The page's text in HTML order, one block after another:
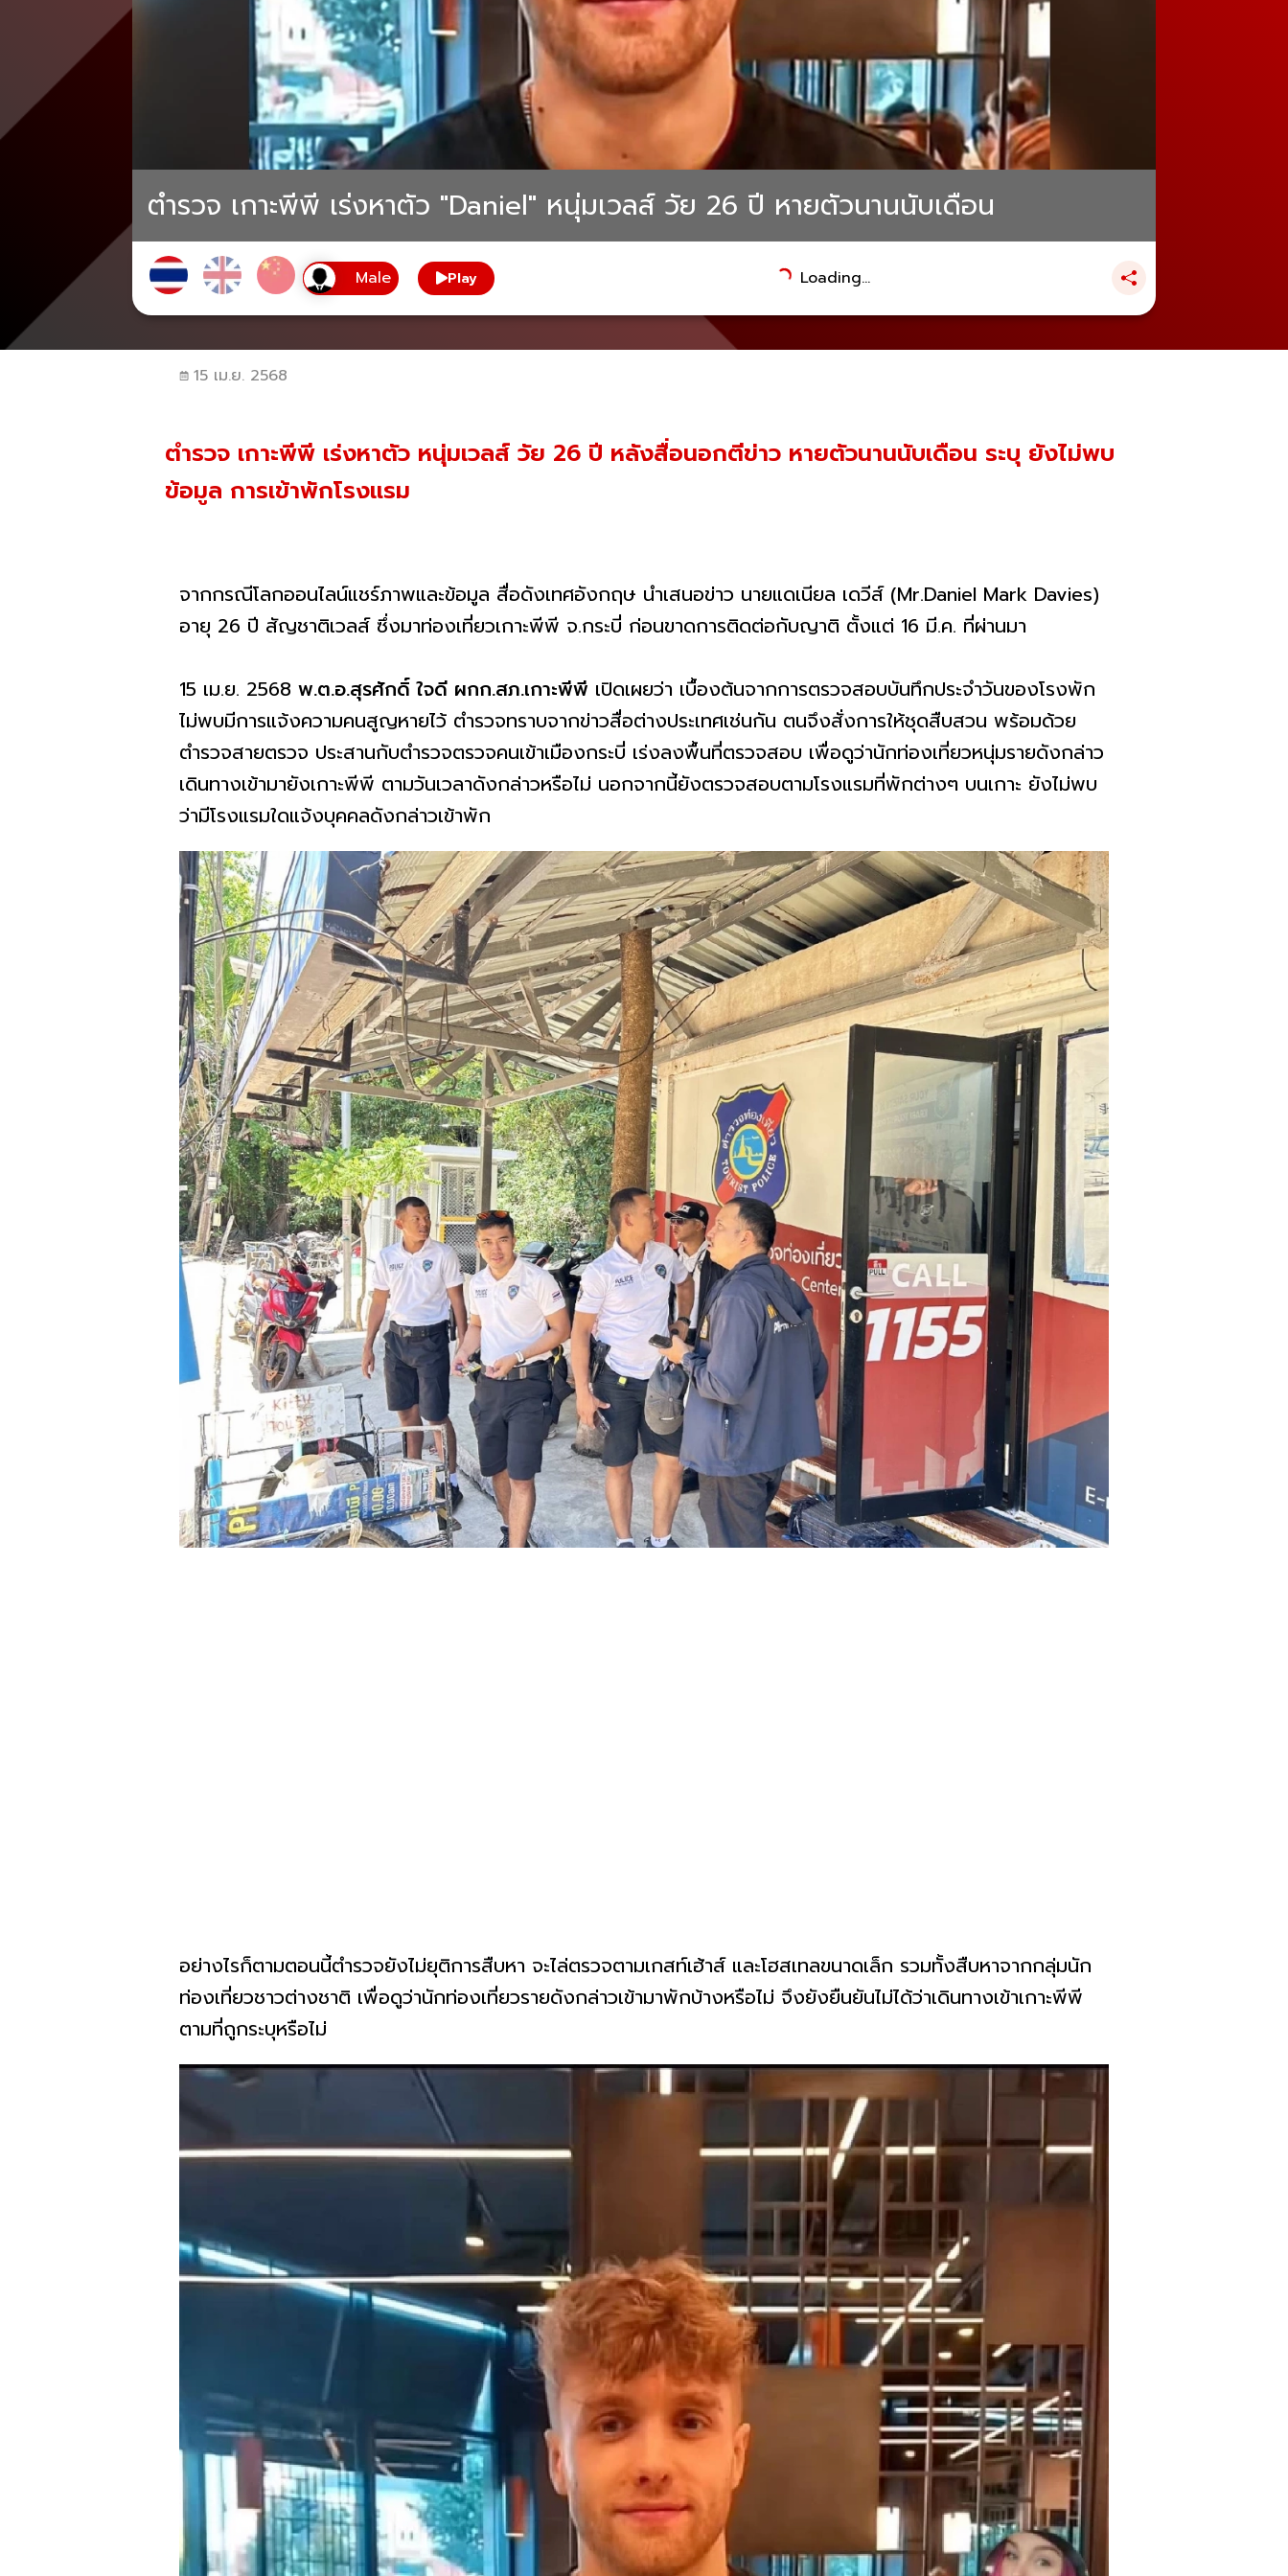
ตำรวจ เกาะพีพี เร่งหาตัว "Daniel" หนุ่มเวลส์ วัย 26 ปี หายตัวนานนับเดือน
Play Loading...
15 เม.ย. 2568
ตำรวจ เกาะพีพี เร่งหาตัว หนุ่มเวลส์ วัย 26 ปี หลังสื่อนอกตีข่าว หายตัวนานนับเดือน ระบุ ยังไม่พบ
ข้อมูล การเข้าพักโรงแรม
จากกรณีโลกออนไลน์แชร์ภาพและข้อมูล สื่อดังเทศอังกฤษ นำเสนอข่าว นายแดเนียล เดวีส์ (Mr.Daniel Mark Davies)
อายุ 26 ปี สัญชาติเวลส์ ซึ่งมาท่องเที่ยวเกาะพีพี จ.กระบี่ ก่อนขาดการติดต่อกับญาติ ตั้งแต่ 16 มี.ค. ที่ผ่านมา
15 เม.ย. 2568 พ.ต.อ.สุรศักดิ์ ใจดี ผกก.สภ.เกาะพีพี เปิดเผยว่า เบื้องต้นจากการตรวจสอบบันทึกประจำวันของโรงพัก
ไม่พบมีการแจ้งความคนสูญหายไว้ ตำรวจทราบจากข่าวสื่อต่างประเทศเช่นกัน ตนจึงสั่งการให้ชุดสืบสวน พร้อมด้วย
ตำรวจสายตรวจ ประสานกับตำรวจตรวจคนเข้าเมืองกระบี่ เร่งลงพื้นที่ตรวจสอบ เพื่อดูว่านักท่องเที่ยวหนุ่มรายดังกล่าว
เดินทางเข้ามายังเกาะพีพี ตามวันเวลาดังกล่าวหรือไม่ นอกจากนี้ยังตรวจสอบตามโรงแรมที่พักต่างๆ บนเกาะ ยังไม่พบ
ว่ามีโรงแรมใดแจ้งบุคคลดังกล่าวเข้าพัก
อย่างไรก็ตามตอนนี้ตำรวจยังไม่ยุติการสืบหา จะไล่ตรวจตามเกสท์เฮ้าส์ และโฮสเทลขนาดเล็ก รวมทั้งสืบหาจากกลุ่มนัก
ท่องเที่ยวชาวต่างชาติ เพื่อดูว่านักท่องเที่ยวรายดังกล่าวเข้ามาพักบ้างหรือไม่ จึงยังยืนยันไม่ได้ว่าเดินทางเข้าเกาะพีพี
ตามที่ถูกระบุหรือไม่